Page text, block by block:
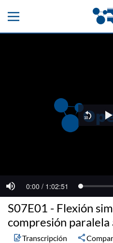
S07E01 - Flexión
compresión paralela
Transcripción